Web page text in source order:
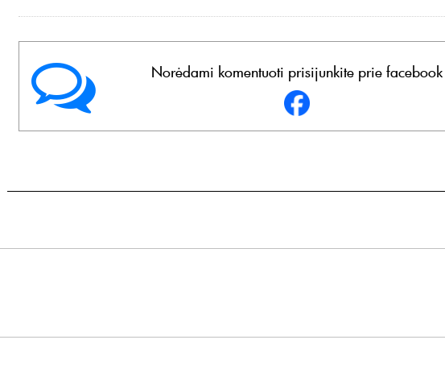
Norėdami komentuoti prisijunkite prie facebook